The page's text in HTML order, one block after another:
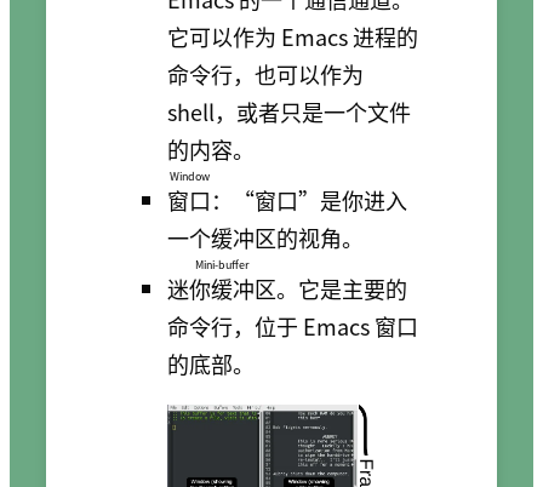
它可以作为 Emacs 进程的
命令行，也可以作为
shell，或者只是一个文件
的内容。
窗口
Window
：“窗口”是你进入
一个缓冲区的视角。
迷你缓冲区
Mini-buffer
。它是主要的
命令行，位于 Emacs 窗口
的底部。